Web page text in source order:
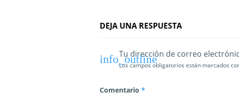
a
a
DEJA UNA RESPUESTA
Tu dirección de correo
Los campos obligatorios están marcados
Comentario *